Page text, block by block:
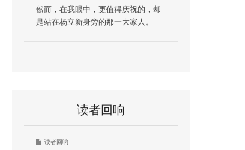
然而，在我眼中，更值得庆祝的，却
是站在杨立新身旁的那一大家人。
读者回响
读者回响